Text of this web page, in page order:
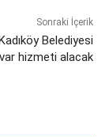
Sonraki İçerik
Belediyesi
hizmeti alacak